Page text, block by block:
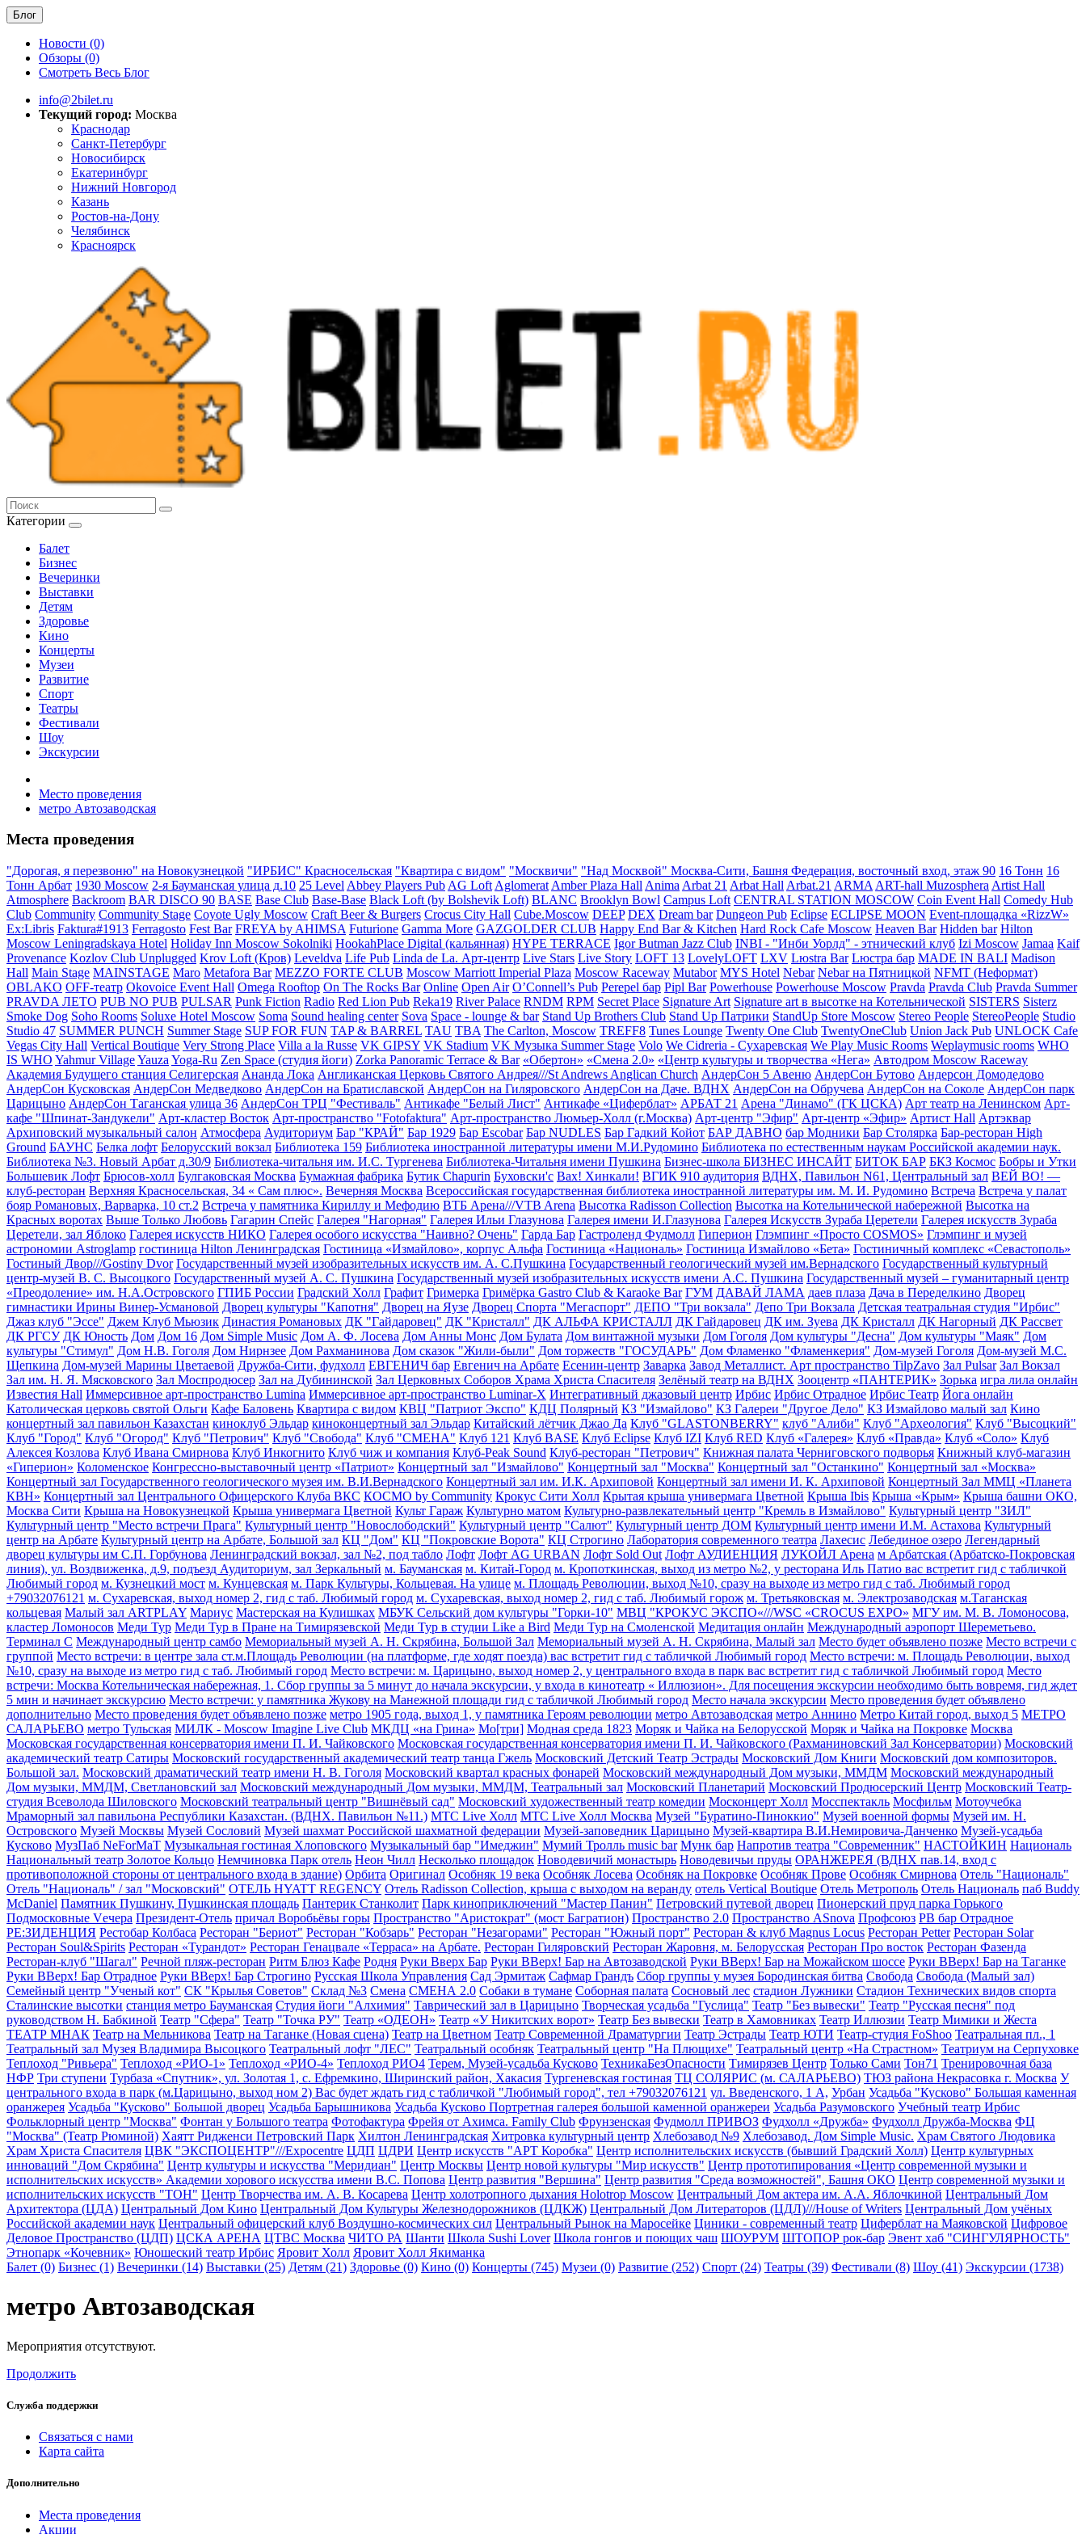
Блог
Новости (0)
Обзоры (0)
Смотреть Весь Блог
info@2bilet.ru
Текущий город: Москва
Краснодар
Санкт-Петербург
Новосибирск
Екатеринбург
Нижний Новгород
Казань
Ростов-на-Дону
Челябинск
Красноярск
Категории
Балет
Бизнес
Вечеринки
Выставки
Детям
Здоровье
Кино
Концерты
Музеи
Развитие
Спорт
Театры
Фестивали
Шоу
Экскурсии
Место проведения
метро Автозаводская
Места проведения
"Дорогая, я перезвоню" на Новокузнецкой "ИРБИС" Красносельская "Квартира с видом" "Москвичи" "Над Москвой" Москва-Сити, Башня Федерация, восточный вход, этаж 90 16 Тонн 16
Тонн Арбат 1930 Moscow 2-я Бауманская улица д.10 25 Level Abbey Players Pub AG Loft Aglomerat Amber Plaza Hall Anima Arbat 21 Arbat Hall Arbat.21 ARMA ART-hall Muzosphera Artist Hall
Atmosphere Backroom BAR DISCO 90 BASE Base Club Base-Base Black Loft (by Bolshevik Loft) BLANC Brooklyn Bowl Campus Loft CENTRAL STATION MOSCOW Coin Event Hall Comedy Hub
Club Community Community Stage Coyote Ugly Moscow Craft Beer & Burgers Crocus City Hall Cube.Moscow DEEP DEX Dream bar Dungeon Pub Eclipse ECLIPSE MOON Event-площадка «RizzW»
Ex:Libris Faktura#1913 Ferragosto Fest Bar FREYA by AHIMSA Futurione Gamma More GAZGOLDER CLUB Happy End Bar & Kitchen Hard Rock Cafe Moscow Heaven Bar Hidden bar Hilton
Moscow Leningradskaya Hotel Holiday Inn Moscow Sokolniki HookahPlace Digital (кальянная) HYPE TERRACE Igor Butman Jazz Club INBI - "Инби Уорлд" - этнический клуб Izi Moscow Jamaa Kaif
Provenance Kozlov Club Unplugged Krov Loft (Кров) Leveldva Life Pub Linda de La. Арт-центр Live Stars Live Story LOFT 13 LovelyLOFT LXV Lюstra Bar Lюстра бар MADE IN BALI Madison
Hall Main Stage MAINSTAGE Maro Metafora Bar MEZZO FORTE CLUB Moscow Marriott Imperial Plaza Moscow Raceway Mutabor MYS Hotel Nebar Nebar на Пятницкой NFMT (Неформат)
OBLAKO OFF-театр Okovoice Event Hall Omega Rooftop On The Rocks Bar Online Open Air O’Connell’s Pub Perepel бар Pipl Bar Powerhouse Powerhouse Moscow Pravda Pravda Club Pravda Summer
PRAVDA ЛЕТО PUB NO PUB PULSAR Punk Fiction Radio Red Lion Pub Reka19 River Palace RNDM RPM Secret Place Signature Art Signature art в высотке на Котельнической SISTERS Sisterz
Smoke Dog Soho Rooms Soluxe Hotel Moscow Soma Sound healing center Sova Space - lounge & bar Stand Up Brothers Club Stand Up Патрики StandUp Store Moscow Stereo People StereoPeople Studio
Studio 47 SUMMER PUNCH Summer Stage SUP FOR FUN TAP & BARREL TAU TBA The Carlton, Moscow TREFF8 Tunes Lounge Twenty One Club TwentyOneClub Union Jack Pub UNLOCK Cafe
Vegas City Hall Vertical Boutique Very Strong Place Villa a la Russe VK GIPSY VK Stadium VK Музыка Summer Stage Volo We Cidreria - Сухаревская We Play Music Rooms Weplaymusic rooms WHO
IS WHO Yahmur VillageYauza Yoga-Ru Zen Space (студия йоги) Zorka Panoramic Terrace & Bar «Обертон» «Смена 2.0» «Центр культуры и творчества «Нега» Автодром Moscow Raceway
Академия Будущего станция Селигерская Ананда Лока Англиканская Церковь Святого Андрея///St Andrews Anglican Church АндерСон 5 Авеню АндерСон Бутово Андерсон Домодедово
АндерСон Кусковская АндерСон Медведково АндерСон на Братиславской АндерСон на Гиляровского АндерСон на Даче. ВДНХ АндерСон на Обручева АндерСон на Соколе АндерСон парк
Царицыно АндерСон Таганская улица 36 АндерСон ТРЦ "Фестиваль" Антикафе "Белый Лист" Антикафе «Циферблат» АРБАТ 21 Арена "Динамо" (ГК ЦСКА) Арт театр на Ленинском Арт-
кафе "Шпинат-Зандукели" Арт-кластер Восток Арт-пространство "Fotofaktura" Арт-пространство Люмьер-Холл (г.Москва) Арт-центр "Эфир" Арт-центр «Эфир» Артист Hall Артэквар
Архиповский музыкальный салон Атмосфера Аудиториум Бар "КРАЙ" Бар 1929 Бар Escobar Бар NUDLES Бар Гадкий Койот БАР ДАВНО бар Модники Бар Столярка Бар-ресторан High
Ground БАУНС Белка лофт Белорусский вокзал Библиотека 159 Библиотека иностранной литературы имени М.И.Рудомино Библиотека по естественным наукам Российской академии наук.
Библиотека №3. Новый Арбат д.30/9 Библиотека-читальня им. И.С. Тургенева Библиотека-Читальня имени Пушкина Бизнес-школа БИЗНЕС ИНСАЙТ БИТОК БАР БКЗ Космос Бобры и Утки
Большевик Лофт Брюсов-холл Булгаковская Москва Бумажная фабрика Бутик Chapurin Буховски'с Вах! Хинкали! ВГИК 910 аудитория ВДНХ, Павильон N61, Центральный зал ВЕЙ ВО! —
клуб-ресторан Верхняя Красносельская, 34 « Сам плюс». Вечерняя Москва Всероссийская государственная библиотека иностранной литературы им. М. И. Рудомино Встреча Встреча у палат
бояр Романовых, Варварка, 10 ст.2 Встреча у памятника Кириллу и Мефодию ВТБ Арена///VTB Arena Высотка Radisson Collection Высотка на Котельнической набережной Высотка на
Красных воротах Выше Только Любовь Гагарин Спейс Галерея "Нагорная" Галерея Ильи Глазунова Галерея имени И.Глазунова Галерея Искусств Зураба Церетели Галерея искусств Зураба
Церетели, зал Яблоко Галерея искусств НИКО Галерея особого искусства "Наивно? Очень" Гарда Бар Гастроленд Фудмолл Гиперион Глэмпинг «Просто COSMOS» Глэмпинг и музей
астрономии Astroglamp гостиница Hilton Ленинградская Гостиница «Измайлово», корпус Альфа Гостиница «Националь» Гостиница Измайлово «Бета» Гостиничный комплекс «Севастополь»
Гостиный Двор///Gostiny Dvor Государственный музей изобразительных искусств им. А. С.Пушкина Государственный геологический музей им.Вернадского Государственный культурный
центр-музей В. С. Высоцкого Государственный музей А. С. Пушкина Государственный музей изобразительных искусств имени А.С. Пушкина Государственный музей – гуманитарный центр
«Преодоление» им. Н.А.Островского ГПИБ России Градский Холл Графит Гримерка Гримёрка Gastro Club & Karaoke Bar ГУМ ДАВАЙ ЛАМА даев плаза Дача в Переделкино Дворец
гимнастики Ирины Винер-Усмановой Дворец культуры "Капотня" Дворец на Яузе Дворец Спорта "Мегаспорт" ДЕПО "Три вокзала" Депо Три Вокзала Детская театральная студия "Ирбис"
Джаз клуб "Эссе" Джем Клуб Мьюзик Династия Романовых ДК "Гайдаровец" ДК "Кристалл" ДК АЛЬФА КРИСТАЛЛ ДК Гайдаровец ДК им. Зуева ДК Кристалл ДК Нагорный ДК Рассвет
ДК РГСУ ДК Юность Дом Дом 16 Дом Simple Music Дом А. Ф. Лосева Дом Анны Монс Дом Булата Дом винтажной музыки Дом Гоголя Дом культуры "Десна" Дом культуры "Маяк" Дом
культуры "Стимул" Дом Н.В. Гоголя Дом Нирнзее Дом Рахманинова Дом сказок "Жили-были" Дом торжеств "ГОСУДАРЬ" Дом Фламенко "Фламенкерия" Дом-музей Гоголя Дом-музей М.С.
Щепкина Дом-музей Марины Цветаевой Дружба-Сити, фудхолл ЕВГЕНИЧ бар Евгенич на Арбате Есенин-центр Заварка Завод Металлист. Арт пространство TilpZavo Зал Pulsar Зал Вокзал
Зал им. Н. Я. Мясковского Зал Моспродюсер Зал на Дубининской Зал Церковных Соборов Храма Христа Спасителя Зелёный театр на ВДНХ Зооцентр «ПАНТЕРИК» Зорька игра лила онлайн
Известия Hall Иммерсивное арт-пространство Lumina Иммерсивное арт-пространство Luminar-X Интегративный джазовый центр Ирбис Ирбис Отрадное Ирбис Театр Йога онлайн
Католическая церковь святой Ольги Кафе Баловень Квартира с видом КВЦ "Патриот Экспо" КДЦ Полярный КЗ "Измайлово" КЗ Галереи "Другое Дело" КЗ Измайлово малый зал Кино
концертный зал павильон Казахстан киноклуб Эльдар киноконцертный зал Эльдар Китайский лётчик Джао Да Клуб "GLASTONBERRY" клуб "Алиби" Клуб "Археология" Клуб "Высоцкий"
Клуб "Город" Клуб "Огород" Клуб "Петрович" Клуб "Свобода" Клуб "СМЕНА" Клуб 121 Клуб BASE Клуб Eclipse Клуб IZI Клуб RED Клуб «Галерея» Клуб «Правда» Клуб «Соло» Клуб
Алексея Козлова Клуб Ивана Смирнова Клуб Инкогнито Клуб чиж и компания Клуб-Peak Sound Клуб-ресторан "Петрович" Книжная палата Черниговского подворья Книжный клуб-магазин
«Гиперион» Коломенское Конгрессно-выставочный центр «Патриот» Концертный зал "Измайлово" Концертный зал "Москва" Концертный зал "Останкино" Концертный зал «Москва»
Концертный зал Государственного геологического музея им. В.И.Вернадского Концертный зал им. И.К. Архиповой Концертный зал имени И. К. Архиповой Концертный Зал ММЦ «Планета
КВН» Концертный зал Центрального Офицерского Клуба ВКС КОСМО by Community Крокус Сити Холл Крытая крыша универмага Цветной Крыша Ibis Крыша «Крым» Крыша башни ОКО,
Москва Сити Крыша на Новокузнецкой Крыша универмага Цветной Культ Гараж Культурно матом Культурно-развлекательный центр "Кремль в Измайлово" Культурный центр "ЗИЛ"
Культурный центр "Место встречи Прага" Культурный центр "Новослободский" Культурный центр "Салют" Культурный центр ДОМ Культурный центр имени И.М. Астахова Культурный
центр на Арбате Культурный центр на Арбате, Большой зал КЦ "Дом" КЦ "Покровские Ворота" КЦ Строгино Лаборатория современного театра Лахесис Лебединое озеро Легендарный
дворец культуры им С.П. Горбунова Ленинградский вокзал, зал №2, под табло Лофт Лофт AG URBAN Лофт Sold Out Лофт АУДИЕНЦИЯ ЛУКОЙЛ Арена м Арбатская (Арбатско-Покровская
линия), ул. Воздвиженка, д.9, подъезд Аудиториум, зал Зеркальный м. Бауманская м. Китай-Город м. Кропоткинская, выход из метро №2, у ресторана Иль Патио вас встретит гид с табличкой
Любимый город м. Кузнецкий мост м. Кунцевская м. Парк Культуры, Кольцевая. На улице м. Площадь Революции, выход №10, сразу на выходе из метро гид с таб. Любимый город
+79032076121 м. Сухаревская, выход номер 2, гид с таб. Любимый город м. Сухаревская, выход номер 2, гид с таб. Любимый горож м. Третьяковская м. Электрозаводская м.Таганская
кольцевая Малый зал ARTPLAY Мариус Мастерская на Кулишках МБУК Сельский дом культуры "Горки-10" МВЦ "КРОКУС ЭКСПО«///WSC «CROCUS EXPO» МГУ им. М. В. Ломоносова,
кластер Ломоносов Меди Тур Меди Тур в Пране на Тимирязевской Меди Тур в студии Like a Bird Меди Тур на Смоленской Медитация онлайн Международный аэропорт Шереметьево.
Терминал С Международный центр самбо Мемориальный музей А. Н. Скрябина, Большой Зал Мемориальный музей А. Н. Скрябина, Малый зал Место будет объявлено позже Место встречи с
группой Место встречи: в центре зала ст.м.Площадь Революции (на платформе, где ходят поезда) вас встретит гид с табличкой Любимый город Место встречи: м. Площадь Революции, выход
№10, сразу на выходе из метро гид с таб. Любимый город Место встречи: м. Царицыно, выход номер 2, у центрального входа в парк вас встретит гид с табличкой Любимый город Место
встречи: Москва Котельническая набережная, 1. Сбор группы за 5 минут до начала экскурсии, у входа в кинотеатр « Иллюзион». Для посещения экскурсии необходимо быть вовремя, гид ждет
5 мин и начинает экскурсию Место встречи: у памятника Жукову на Манежной площади гид с табличкой Любимый город Место начала экскурсии Место проведения будет объявлено
дополнительно Место проведения будет объявлено позже метро 1905 года, выход 1, у памятника Героям революции метро Автозаводская метро Аннино Метро Китай город, выход 5 МЕТРО
САЛАРЬЕВО метро Тульская МИЛК - Moscow Imagine Live Club МКДЦ «на Грина» Мо[три] Модная среда 1823 Моряк и Чайка на Белорусской Моряк и Чайка на Покровке Москва
Московская государственная консерватория имени П. И. Чайковского Московская государственная консерватория имени П. И. Чайковского (Рахманиновский Зал Консерватории) Московский
академический театр Сатиры Московский государственный академический театр танца Гжель Московский Детский Театр Эстрады Московский Дом Книги Московский дом композиторов.
Большой зал. Московский драматический театр имени Н. В. Гоголя Московский квартал красных фонарей Московский международный Дом музыки, ММДМ Московский международный
Дом музыки, ММДМ, Светлановский зал Московский международный Дом музыки, ММДМ, Театральный зал Московский Планетарий Московский Продюсерский Центр Московский Театр-
студия Всеволода Шиловского Московский театральный центр "Вишнёвый сад" Московский художественный театр комедии Москонцерт Холл Мосспектакль Мосфильм Мотоучебка
Мраморный зал павильона Республики Казахстан. (ВДНХ. Павильон №11.) МТС Live Холл МТС Live Холл Москва Музей "Буратино-Пиноккио" Музей военной формы Музей им. Н.
Островского Музей Москвы Музей Сословий Музей шахмат Российской шахматной федерации Музей-заповедник Царицыно Музей-квартира В.И.Немировича-Данченко Музей-усадьба
Кусково МузПаб NeForMaT Музыкальная гостиная Хлоповского Музыкальный бар "Имеджин" Мумий Тролль music bar Мунк бар Напротив театра "Современник" НАСТОЙКИН Националь
Национальный театр Золотое Кольцо Немчиновка Парк отель Неон Чилл Несколько площадок Новодевичий монастырь Новодевичьи пруды ОРАНЖЕРЕЯ (ВДНХ пав.14, вход с
противоположной стороны от центрального входа в здание) Орбита Оригинал Особняк 19 века Особняк Лосева Особняк на Покровке Особняк Прове Особняк Смирнова Отель "Националь"
Отель "Националь" / зал "Московский" ОТЕЛЬ HYATT REGENCY Отель Radisson Сollection, крыша с выходом на веранду отель Vertical Boutique Отель Метрополь Отель Националь паб Buddy
McDaniel Памятник Пушкину, Пушкинская площадь Пантерик Станколит Парк киноприключений "Мастер Панин" Петровский путевой дворец Пионерский пруд парка Горького
Подмосковные Vечера Президент-Отель причал Воробьёвы горы Пространство "Аристократ" (мост Багратион) Пространство 2.0 Пространство ASnova Профсоюз РВ бар Отрадное
РЕ:ЗИДЕНЦИЯ Рестобар Колбаса Ресторан "Бериот" Ресторан "Кобзарь" Ресторан "Незагорами" Ресторан "Южный порт" Ресторан & клуб Magnus Locus Ресторан Petter Ресторан Solar
Ресторан Soul&Spirits Ресторан «Турандот» Ресторан Генацвале «Терраса» на Арбате. Ресторан Гиляровский Ресторан Жаровня, м. Белорусская Ресторан Про восток Ресторан Фазенда
Ресторан-клуб "Шагал" Речной пляж-ресторан Ритм Блюз Кафе Родня Руки Вверх Бар Руки ВВерх! Бар на Автозаводской Руки ВВерх! Бар на Можайском шоссе Руки ВВерх! Бар на Таганке
Руки ВВерх! Бар Отрадное Руки ВВерх! Бар Строгино Русская Школа Управления Сад Эрмитаж Сафмар Грандъ Сбор группы у музея Бородинская битва Свобода Свобода (Малый зал)
Семейный центр "Ученый кот" СК "Крылья Советов" Склад №3 Смена СМЕНА 2.0 Собаки в тумане Соборная палата Сосновый лес стадион Лужники Стадион Технических видов спорта
Сталинские высотки станция метро Бауманская Студия йоги "Алхимия" Таврический зал в Царицыно Творческая усадьба "Гуслица" Театр "Без вывески" Театр "Русская песня" под
руководством Н. Бабкиной Театр "Сфера" Театр "Точка РУ" Театр «ОДЕОН» Театр «У Никитских ворот» Театр Без вывески Театр в Хамовниках Театр Иллюзии Театр Мимики и Жеста
ТЕАТР МНАК Театр на Мельникова Театр на Таганке (Новая сцена) Театр на Цветном Театр Современной Драматургии Театр Эстрады Театр ЮТИ Театр-студия FoShoo Театральная пл., 1
Театральный зал Музея Владимира Высоцкого Театральный лофт "ЛЕС" Театральный особняк Театральный центр "На Плющихе" Театральный центр «На Страстном» Театриум на Серпуховке
Теплоход "Ривьера" Теплоход «РИО-1» Теплоход «РИО-4» Теплоход РИО4 Терем, Музей-усадьба Кусково ТехникаБезОпасности Тимирязев Центр Только Сами Тон71 Тренировочная база
НФР Три ступени Турбаза «Спутник», ул. Золотая 1, с. Ефремкино, Ширинский район, Хакасия Тургеневская гостиная ТЦ СОЛЯРИС (м. САЛАРЬЕВО) ТЮЗ района Некрасовка г. Москва У
центрального входа в парк (м.Царицыно, выход ном 2) Вас будет ждать гид с табличкой "Любимый город", тел +79032076121 ул. Введенского, 1 А, Урбан Усадьба "Кусково" Большая каменная
оранжерея Усадьба "Кусково" Большой дворец Усадьба Барышникова Усадьба Кусково Портретная галерея большой каменной оранжереи Усадьба Разумовского Учебный театр Ирбис
Фольклорный центр "Москва" Фонтан у Большого театра Фотофактура Фрейя от Ахимса. Family Club Фрунзенская Фудмолл ПРИВОЗ Фудхолл «Дружба» Фудхолл Дружба-Москва ФЦ
"Москва" (Театр Рюминой) Хаятт Ридженси Петровский Парк Хилтон Ленинградская Хитровка культурный центр Хлебозавод №9 Хлебозавод. Дом Simple Music. Храм Святого Людовика
Храм Христа Спасителя ЦВК "ЭКСПОЦЕНТР"///Expocentre ЦДП ЦДРИ Центр искусств "АРТ Коробка" Центр исполнительских искусств (бывший Градский Холл) Центр культурных
инноваций "Дом Скрябина" Центр культуры и искусства "Меридиан" Центр Москвы Центр новой культуры "Мир искусств" Центр прототипирования «Центр современной музыки и
исполнительских искусств» Академии хорового искусства имени В.С. Попова Центр развития "Вершина" Центр развития "Среда возможностей", Башня ОКО Центр современной музыки и
исполнительских искусств "ТОН" Центр Творчества им. А. В. Косарева Центр холотропного дыхания Holotrop Moscow Центральный Дом актера им. А.А. Яблочкиной Центральный Дом
Архитектора (ЦДА) Центральный Дом Кино Центральный Дом Культуры Железнодорожников (ЦДКЖ) Центральный Дом Литераторов (ЦДЛ)///House of Writers Центральный Дом учёных
Российской академии наук Центральный офицерский клуб Воздушно-космических сил Центральный Рынок на Маросейке Циники - современный театр Циферблат на Маяковской Цифровое
Деловое Пространство (ЦДП) ЦСКА АРЕНА ЦТВС Москва ЧИТО РА Шанти Школа Sushi Lover Школа гонгов и поющих чаш ШОУРУМ ШТОПОР рок-бар Эвент хаб "СИНГУЛЯРНОСТЬ"
Этнопарк «Кочевник» Юношеский театр Ирбис Яровит Холл Яровит Холл Якиманка
Балет (0) Бизнес (1) Вечеринки (14) Выставки (25) Детям (21) Здоровье (0) Кино (0) Концерты (745) Музеи (0) Развитие (252) Спорт (24) Театры (39) Фестивали (8) Шоу (41) Экскурсии (1738)
метро Автозаводская
Мероприятия отсутствуют.
Продолжить
Служба поддержки
Связаться с нами
Карта сайта
Дополнительно
Места проведения
Акции